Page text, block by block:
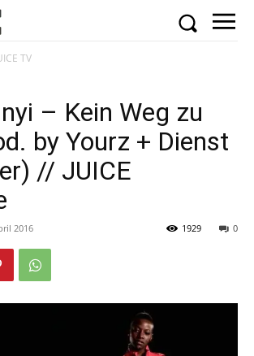
TV
– Kein Weg zu
by Yourz + Dienst
// JUICE
2016 0
1929